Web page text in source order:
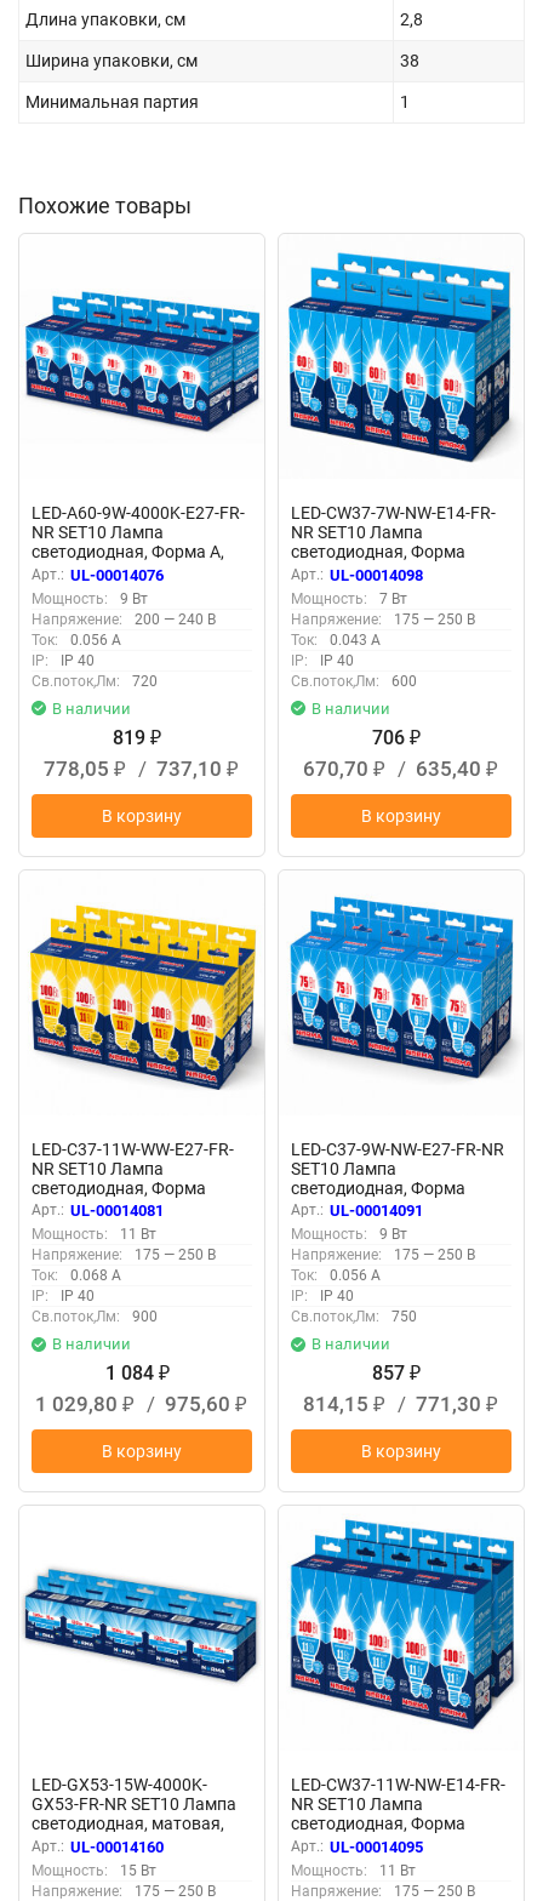
Длина упаковки, см 2,8
Ширина упаковки, см 38
Минимальная партия 1
Похожие товары
LED-A60-9W-4000K-E27-FR-
NR SET10 Лампа
светодиодная, Форма A,
матовая, Серия Norma,
Белый свет 4000K, Картон,
Упаковка 10 штук
Арт.: UL-00014076
Мощность:
9 Вт
Напряжение:
200 — 240 В
Ток:
0.056 А
IP:
IP 40
Св.поток,Лм:
720
В наличии
819 ₽
778,05 ₽ / 737,10 ₽
В корзину
LED-CW37-7W-NW-E14-FR-
NR SET10 Лампа
светодиодная, Форма
свеча на ветру, матовая,
Серия Norma, Белый свет
4000K, Упаковка 10 штук
Арт.: UL-00014098
Мощность:
7 Вт
Напряжение:
175 — 250 В
Ток:
0.043 А
IP:
IP 40
Св.поток,Лм:
600
В наличии
706 ₽
670,70 ₽ / 635,40 ₽
В корзину
LED-C37-11W-WW-E27-FR-
NR SET10 Лампа
светодиодная, Форма
свеча, матовая, Серия
Norma, Теплый белый свет
3000K, Упаковка 10 штук
Арт.: UL-00014081
Мощность:
11 Вт
Напряжение:
175 — 250 В
Ток:
0.068 А
IP:
IP 40
Св.поток,Лм:
900
В наличии
1 084 ₽
1 029,80 ₽ / 975,60 ₽
В корзину
LED-C37-9W-NW-E27-FR-NR
SET10 Лампа
светодиодная, Форма
свеча, матовая, Серия
Norma, Белый свет 4000K,
Упаковка 10 штук
Арт.: UL-00014091
Мощность:
9 Вт
Напряжение:
175 — 250 В
Ток:
0.056 А
IP:
IP 40
Св.поток,Лм:
750
В наличии
857 ₽
814,15 ₽ / 771,30 ₽
В корзину
LED-GX53-15W-4000K-
GX53-FR-NR SET10 Лампа
светодиодная, матовая,
Серия Norma, Белый свет
4000K, Упаковка 10 штук
Арт.: UL-00014160
Мощность:
15 Вт
Напряжение:
175 — 250 В
LED-CW37-11W-NW-E14-FR-
NR SET10 Лампа
светодиодная, Форма
свеча на ветру, матовая,
Серия Norma, Белый свет
4000K, Упаковка 10 штук
Арт.: UL-00014095
Мощность:
11 Вт
Напряжение:
175 — 250 В